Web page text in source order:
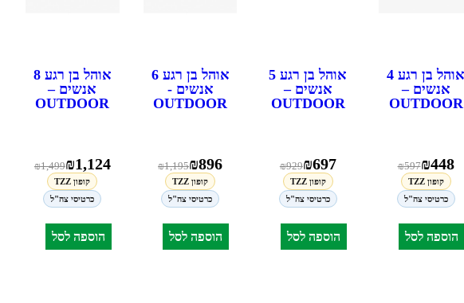
אוהל בן רגע 4
אנשים –
OUTDOOR
₪448
₪597
קופון TZZ
כרטיסי צה"ל
הוספה לסל
אוהל בן רגע 5
אנשים –
OUTDOOR
₪697
₪929
קופון TZZ
כרטיסי צה"ל
הוספה לסל
אוהל בן רגע 6
אנשים -
OUTDOOR
₪896
₪1,195
קופון TZZ
כרטיסי צה"ל
הוספה לסל
אוהל בן רגע 8
אנשים –
OUTDOOR
₪1,124
₪1,499
קופון TZZ
כרטיסי צה"ל
הוספה לסל